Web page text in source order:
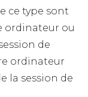
ce type sont
ordinateur ou
de
ordinateur
la session de